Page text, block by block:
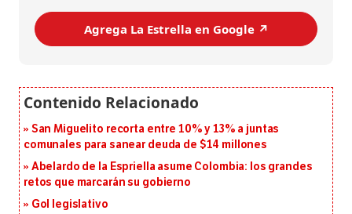
Agrega La Estrella en Google ↗️
San Miguelito recorta entre 10% y 13% a juntas
comunales para sanear deuda de $14 millones
Abelardo de la Espriella asume Colombia: los grandes
retos que marcarán su gobierno
Gol legislativo